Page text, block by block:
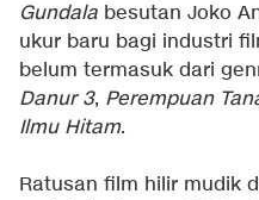
Gundala besutan Joko
ukur baru bagi industri
belum termasuk dari
Danur 3, Perempuan
Ilmu Hitam.
Ratusan film hilir mudik